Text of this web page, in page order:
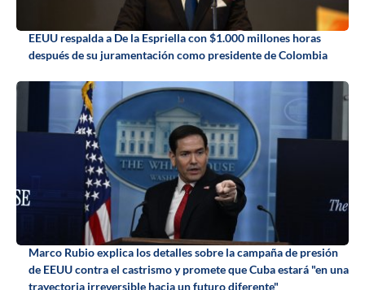
EEUU respalda a De la Espriella con $1.000 millones horas
después de su juramentación como presidente de Colombia
Marco Rubio explica los detalles sobre la campaña de presión
de EEUU contra el castrismo y promete que Cuba estará "en una
trayectoria irreversible hacia un futuro diferente"